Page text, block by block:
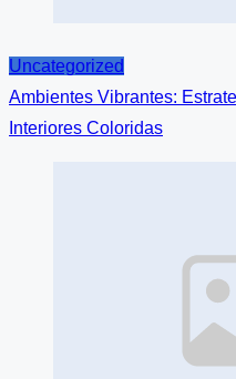
Uncategorized
Ambientes Vibrantes:
Interiores Coloridas